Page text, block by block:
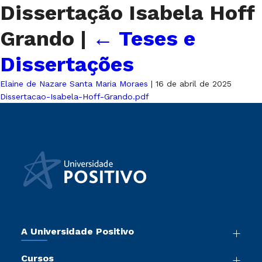
Dissertação Isabela Hoff
Grando | ← Teses e
Dissertações
Elaine de Nazare Santa Maria Moraes | 16 de abril de 2025
Dissertacao-Isabela-Hoff-Grando.pdf
A Universidade Positivo
Cursos